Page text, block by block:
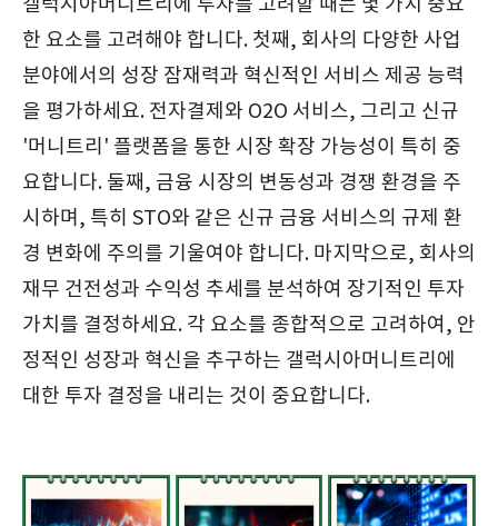
갤럭시아머니트리에 투자를 고려할 때는 몇 가지 중요
한 요소를 고려해야 합니다. 첫째, 회사의 다양한 사업
분야에서의 성장 잠재력과 혁신적인 서비스 제공 능력
을 평가하세요. 전자결제와 O2O 서비스, 그리고 신규
'머니트리' 플랫폼을 통한 시장 확장 가능성이 특히 중
요합니다. 둘째, 금융 시장의 변동성과 경쟁 환경을 주
시하며, 특히 STO와 같은 신규 금융 서비스의 규제 환
경 변화에 주의를 기울여야 합니다. 마지막으로, 회사의
재무 건전성과 수익성 추세를 분석하여 장기적인 투자
가치를 결정하세요. 각 요소를 종합적으로 고려하여, 안
정적인 성장과 혁신을 추구하는 갤럭시아머니트리에
대한 투자 결정을 내리는 것이 중요합니다.